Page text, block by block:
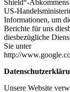
Shield“-
US-
Informationen, um
Berichte für uns
diesbezügliche
Sie unter
http://
Unsere Website